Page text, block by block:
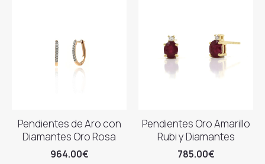
Pendientes de Aro con
Diamantes Oro Rosa
964.00€
Pendientes Oro Amarillo
Rubi y Diamantes
785.00€